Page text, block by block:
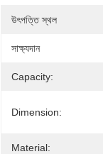
উৎপত্তি স্থল
সাক্ষ্যদান
Capacity:
Dimension:
Material: